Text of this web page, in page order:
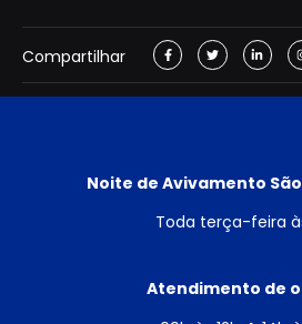
Compartilhar
Noite de Avivamento
Toda terça-feira
Atendimento de